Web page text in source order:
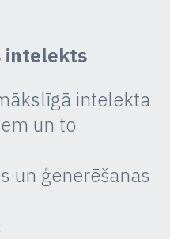
intelekts
intelekta
un to
un ģenerēšanas